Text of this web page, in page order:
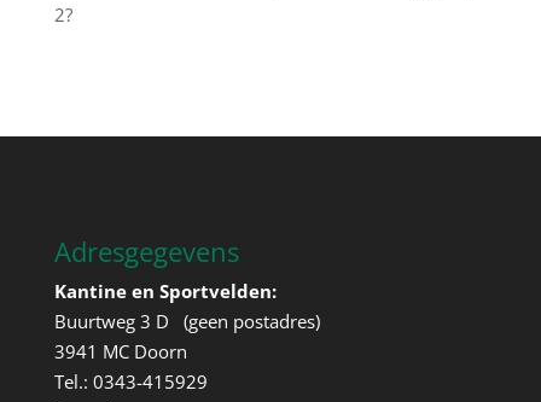
2?
Adresgegevens
Kantine en Sportvelden:
Buurtweg 3 D (geen postadres)
3941 MC Doorn
Tel.: 0343-415929